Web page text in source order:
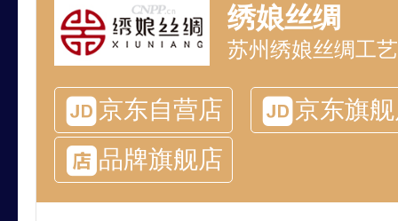
绣娘丝绸
苏州绣娘丝绸工
京东自营店
京东旗
品牌旗舰店